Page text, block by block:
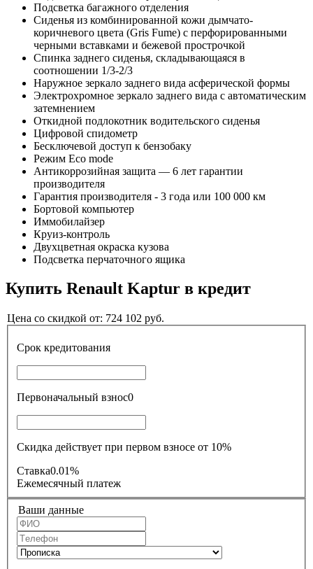
Подсветка багажного отделения
Cиденья из комбинированной кожи дымчато-
коричневого цвета (Gris Fume) с перфорированными
черными вставками и бежевой прострочкой
Спинка заднего сиденья, складывающаяся в
соотношении 1/3-2/3
Наружное зеркало заднего вида асферической формы
Электрохромное зеркало заднего вида с автоматическим
затемнением
Откидной подлокотник водительского сиденья
Цифровой спидометр
Бесключевой доступ к бензобаку
Режим Eco mode
Антикоррозийная защита — 6 лет гарантии
производителя
Гарантия производителя - 3 года или 100 000 км
Бортовой компьютер
Иммобилайзер
Круиз-контроль
Двухцветная окраска кузова
Подсветка перчаточного ящика
Купить Renault Kaptur в кредит
Цена со скидкой от: 724 102 руб.
Срок кредитования
Первоначальный взнос0
Скидка действует при первом взносе от 10%
Ставка0.01%
Ежемесячный платеж
Ваши данные